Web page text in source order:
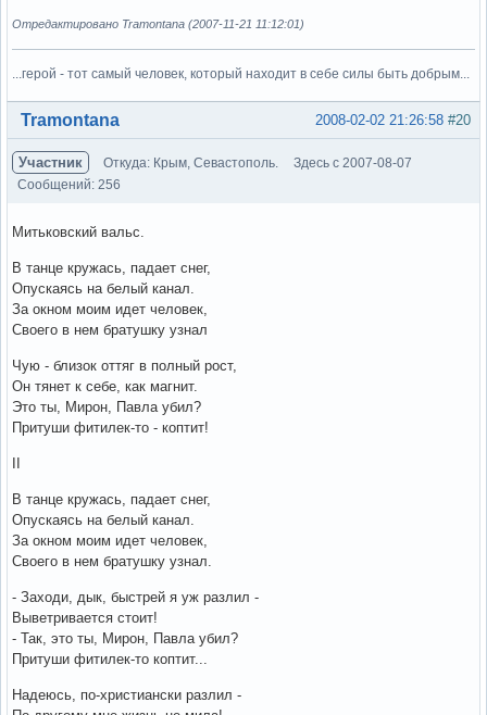
Отредактировано Tramontana (2007-11-21 11:12:01)
...герой - тот самый человек, который находит в себе силы быть добрым...
Вне форума #20
2008-02-02 21:26:58
Tramontana
Участник Откуда: Крым, Севастополь.
Здесь с 2007-08-07
Сообщений: 256
Митьковский вальс.
В танце кружась, падает снег,
Опускаясь на белый канал.
За окном моим идет человек,
Своего в нем братушку узнал
Чую - близок оттяг в полный рост,
Он тянет к себе, как магнит.
Это ты, Мирон, Павла убил?
Притуши фитилек-то - коптит!
II
В танце кружась, падает снег,
Опускаясь на белый канал.
За окном моим идет человек,
Своего в нем братушку узнал.
- Заходи, дык, быстрей я уж разлил -
Выветривается стоит!
- Так, это ты, Мирон, Павла убил?
Притуши фитилек-то коптит...
Надеюсь, по-христиански разлил -